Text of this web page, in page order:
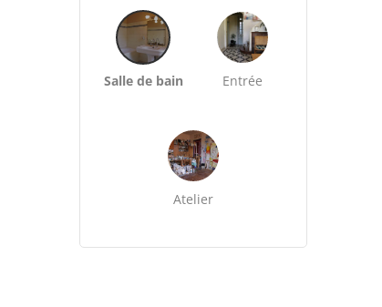
Salle de bain Entrée
Atelier